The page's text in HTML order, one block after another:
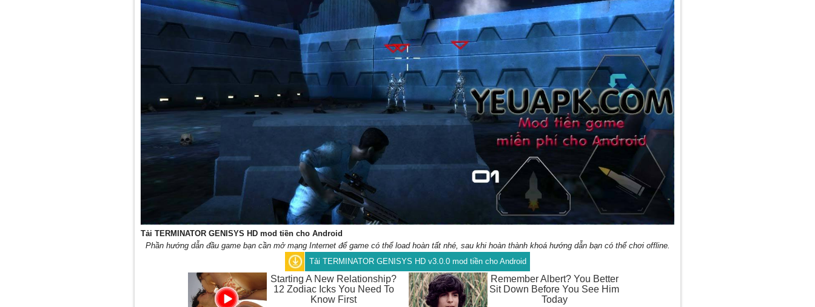
Tải TERMINATOR GENISYS HD mod tiền cho Android
Phần hướng dẫn đầu game bạn cần mở mạng Internet để game có thể load hoàn tất nhé, sau khi hoàn thành khoá hướng dẫn bạn có thể chơi offline.
Tải TERMINATOR GENISYS HD v3.0.0 mod tiền cho Android